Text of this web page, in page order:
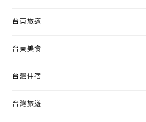
台東旅遊
台東美食
台灣住宿
台灣旅遊